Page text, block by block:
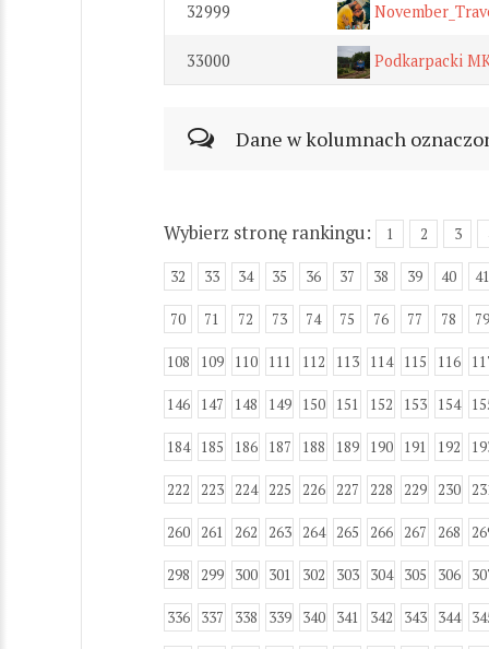
32999
33000 Podkarpacki
Dane w kolumnach
Wybierz stronę rankingu: 1 2 3
32 33 34 35 36 37 38 39 40 41
70 71 72 73 74 75 76 77 78 79
108 109 110 111 112 113 114 115 116
146 147 148 149 150 151 152 153 154
184 185 186 187 188 189 190 191 192
222 223 224 225 226 227 228 229 230
260 261 262 263 264 265 266 267 268
298 299 300 301 302 303 304 305 306
336 337 338 339 340 341 342 343 344